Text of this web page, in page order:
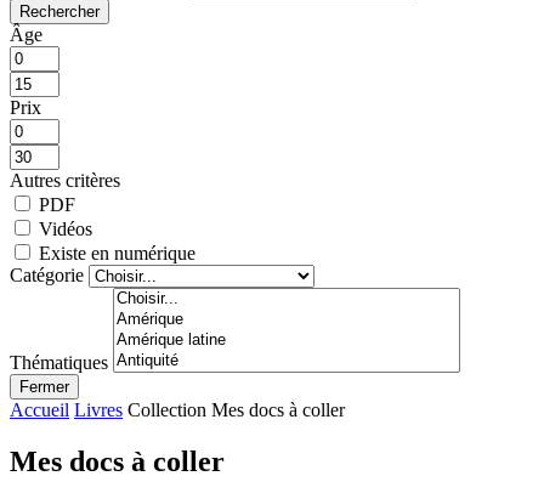
Rechercher
Âge
Prix
Autres critères
PDF
Vidéos
Existe en numérique
Catégorie
Thématiques
Fermer
Accueil Livres Collection Mes docs à coller
Mes docs à coller